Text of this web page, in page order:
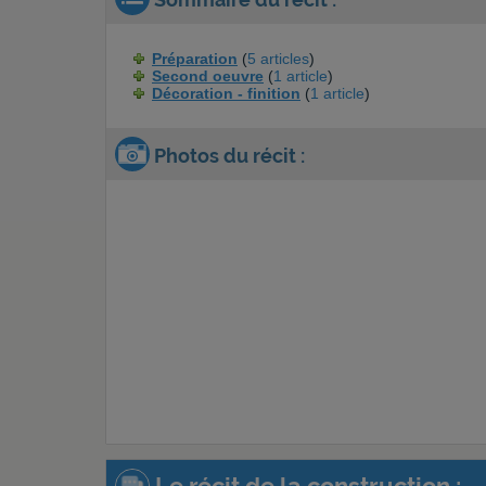
Préparation (5 articles)
Second oeuvre (1 article)
Décoration - finition (1 article)
Photos du récit :